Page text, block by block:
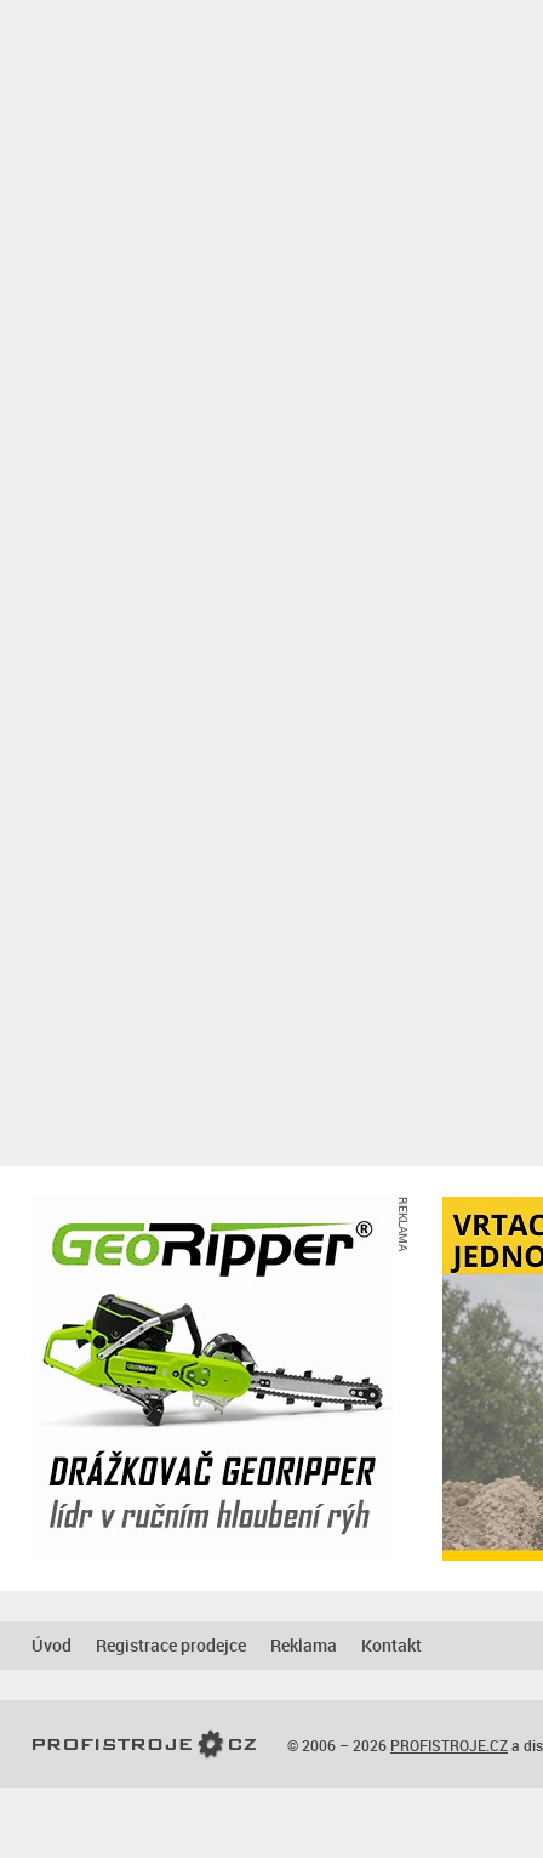
REKLAMA
Úvod Registrace prodejce Reklama Kontakt
© 2006 – 2026 PROFISTROJE.CZa